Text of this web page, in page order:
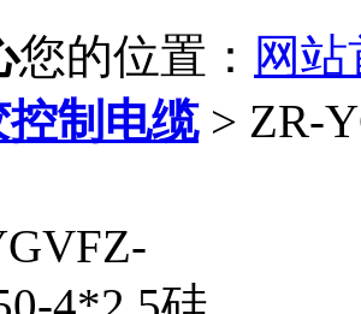
您的位置： 网
制电缆> ZR-